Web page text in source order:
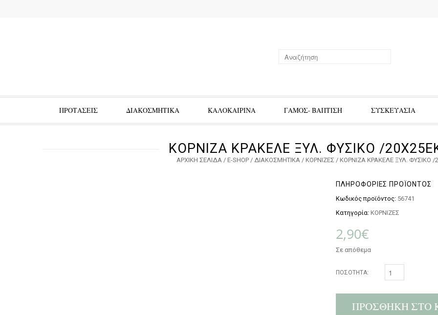
ΠΡΟΤΑΣΕΙΣ ΔΙΑΚΟΣΜΗΤΙΚΑ ΚΑΛΟΚΑΙΡΙΝΑ ΓΑΜΟΣ- ΒΑΠΤΙΣΗ ΣΥΣΚΕΥΑΣΙΑ
ΚΟΡΝΙΖΑ ΚΡΑΚΕΛΕ ΞΥΛ. ΦΥΣΙΚΟ /
ΑΡΧΙΚΉ ΣΕΛΊΔΑ/ E-SHOP/ ΔΙΑΚΟΣΜΗΤΙΚΑ/ ΚΟΡΝΙΖΕΣ / ΚΟΡΝΙΖΑ ΚΡΑΚΕΛΕ ΞΥΛ. ΦΥΣΙΚΟ /
ΠΛΗΡΟΦΟΡΊΕΣ ΠΡΟΪΌΝΤΟΣ
Κωδικός προϊόντος: 56741
Κατηγορία: ΚΟΡΝΙΖΕΣ
2,90€
Σε απόθεμα
ΠΟΣΌΤΗΤΑ:
ΠΡΟΣΘΉΚΗ ΣΤΟ